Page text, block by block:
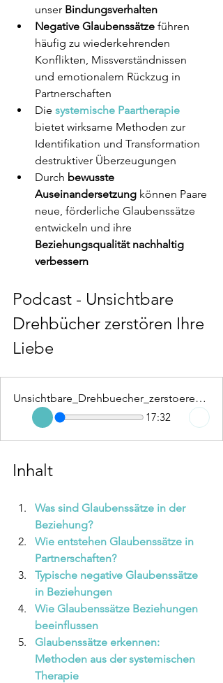
unser Bindungsverhalten
Negative Glaubenssätze führen
häufig zu wiederkehrenden
Konflikten, Missverständnissen
und emotionalem Rückzug in
Partnerschaften
Die systemische Paartherapie
bietet wirksame Methoden zur
Identifikation und Transformation
destruktiver Überzeugungen
Durch bewusste
Auseinandersetzung können Paare
neue, förderliche Glaubenssätze
entwickeln und ihre
Beziehungsqualität nachhaltig
verbessern
Podcast - Unsichtbare
Drehbücher zerstören Ihre
Liebe
Unsichtbare_Drehbuecher_zerstoeren_Ihre_Liebe
17:32
Inhalt
Was sind Glaubenssätze in der
Beziehung?
Wie entstehen Glaubenssätze in
Partnerschaften?
Typische negative Glaubenssätze
in Beziehungen
Wie Glaubenssätze Beziehungen
beeinflussen
Glaubenssätze erkennen:
Methoden aus der systemischen
Therapie